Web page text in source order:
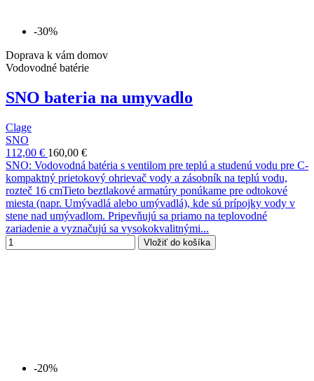
-30%
Doprava k vám domov
Vodovodné batérie
SNO bateria na umyvadlo
Clage
SNO
112,00 € 160,00 €
SNO: Vodovodná batéria s ventilom pre teplú a studenú vodu pre C-
kompaktný prietokový ohrievač vody a zásobník na teplú vodu,
rozteč 16 cmTieto beztlakové armatúry ponúkame pre odtokové
miesta (napr. Umývadlá alebo umývadlá), kde sú prípojky vody v
stene nad umývadlom. Pripevňujú sa priamo na teplovodné
zariadenie a vyznačujú sa vysokokvalitnými...
Vložiť do košíka
-20%